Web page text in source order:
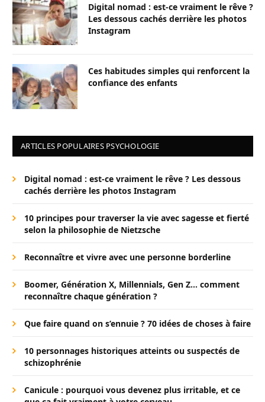
Digital nomad : est-ce vraiment le rêve ?
Les dessous cachés derrière les photos
Instagram
Ces habitudes simples qui renforcent la
confiance des enfants
ARTICLES POPULAIRES PSYCHOLOGIE
Digital nomad : est-ce vraiment le rêve ? Les dessous
cachés derrière les photos Instagram
10 principes pour traverser la vie avec sagesse et fierté
selon la philosophie de Nietzsche
Reconnaître et vivre avec une personne borderline
Boomer, Génération X, Millennials, Gen Z… comment
reconnaître chaque génération ?
Que faire quand on s’ennuie ? 70 idées de choses à faire
10 personnages historiques atteints ou suspectés de
schizophrénie
Canicule : pourquoi vous devenez plus irritable, et ce